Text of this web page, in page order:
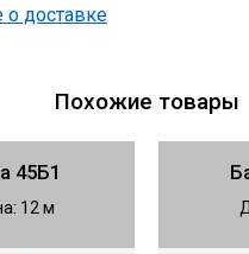
о доставке
Похожие товары
45Б1
12 м